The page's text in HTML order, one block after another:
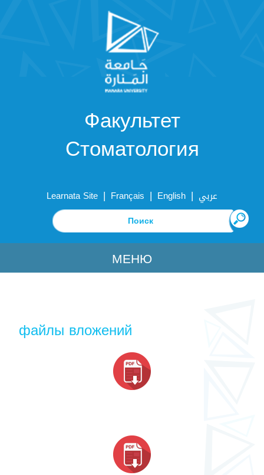
Факультет
Стоматология
Learnata Site | Français | English | عربي
МЕНЮ
файлы вложений